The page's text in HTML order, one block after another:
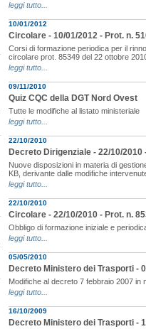
leggi tutto...
10/01/2012
Circolare - 10/01/2012 - Prot. n.
Corsi di formazione periodica per il
circolare prot. 85349 del 22 ottobre
leggi tutto...
09/11/2010
Quiz CQC della DGT Nord Ovest
Tutte le modifiche al listato ministeriale
leggi tutto...
22/10/2010
Decreto Dirigenziale - 22/10/
Nuove disposizioni in materia di
KB, derivante dalle modifiche
leggi tutto...
22/10/2010
Circolare - 22/10/2010 - Prot. n.
Obbligo di formazione iniziale e
leggi tutto...
05/05/2010
Decreto Ministero dei Trasporti -
Modifiche al decreto 7 febbraio 2007 in
leggi tutto...
16/10/2009
Decreto Ministero dei Trasporti -